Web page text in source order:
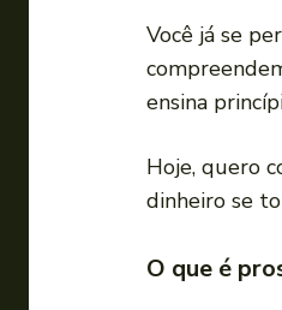
Você já se
ensina
Hoje, quero
dinheiro se
O que é